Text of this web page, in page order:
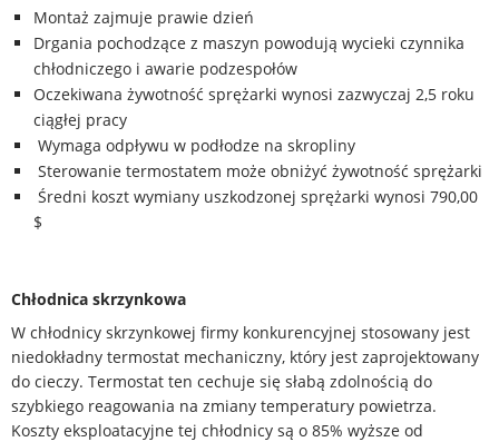
Montaż zajmuje prawie dzień
Drgania pochodzące z maszyn powodują wycieki czynnika
chłodniczego i awarie podzespołów
Oczekiwana żywotność sprężarki wynosi zazwyczaj 2,5 roku
ciągłej pracy
Wymaga odpływu w podłodze na skropliny
Sterowanie termostatem może obniżyć żywotność sprężarki
Średni koszt wymiany uszkodzonej sprężarki wynosi 790,00
$
Chłodnica skrzynkowa
W chłodnicy skrzynkowej firmy konkurencyjnej stosowany jest
niedokładny termostat mechaniczny, który jest zaprojektowany
do cieczy. Termostat ten cechuje się słabą zdolnością do
szybkiego reagowania na zmiany temperatury powietrza.
Koszty eksploatacyjne tej chłodnicy są o 85% wyższe od